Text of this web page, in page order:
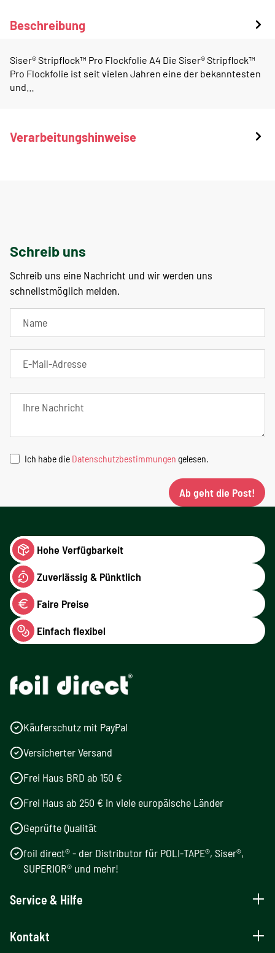
Beschreibung
Siser® Stripflock™ Pro Flockfolie A4 Die Siser® Stripflock™
Pro Flockfolie ist seit vielen Jahren eine der bekanntesten
und…
Verarbeitungshinweise
Schreib uns
Schreib uns eine Nachricht und wir werden uns
schnellstmöglich melden.
Ich habe die Datenschutzbestimmungen gelesen.
Ab geht die Post!
Hohe Verfügbarkeit
Zuverlässig & Pünktlich
Faire Preise
Einfach flexibel
Käuferschutz mit PayPal
Versicherter Versand
Frei Haus BRD ab 150 €
Frei Haus ab 250 € in viele europäische Länder
Geprüfte Qualität
foil direct® - der Distributor für POLI-TAPE®, Siser®,
SUPERIOR® und mehr!
Service & Hilfe
Kontakt